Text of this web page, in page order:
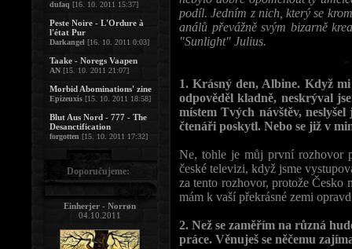
podíl. Jedním z nich, který se
análů převážně svým bizarně
"Sunlight" Julius.
1. Krásný den, Albine. Když
odpověděl kladně, neskrýval
místem Tvých návštěv,
čtenáři poskytl. Nebo se již v
Ne, tohle je můj první rozhovor
české televizi, když jsme
za tento rozhovor, protože Česko
mám k vaší překrásné zemi
2. Než se zaměřím na různá
práce. Věnuješ se něčemu
dufaq [16. 10. 2011 15:37]
Peste Noire - L'Ordure à
l'état Pur
Darkangel [16. 10. 2011 0:03]
Taake - Noregs Vaapen
AN [15. 10. 2011 21:07]
Morbid Abominations' zine
Epizeuxis [15. 10. 2011 18:58]
Blut Aus Nord - 777 - The
Desanctification
forgotten [15. 10. 2011 17:32]
Doporučujeme:
Einherjer - Norrøn
04.10.2011